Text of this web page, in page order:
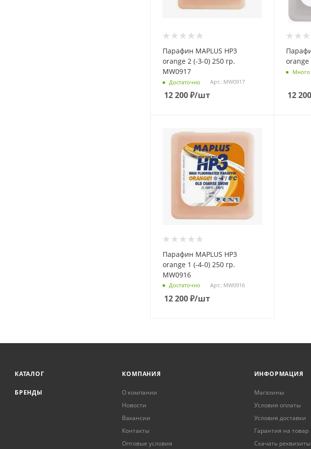
Парафин MAPLUS НP3
orange 2 (-3-0) 250 гр.
MW0917
Достаточно Арт.: MW0917
12 200₽/шт
Много
12 200
Парафин MAPLUS НP3
orange 1 (-4-0) 250 гр.
MW0916
Достаточно Арт.: MW0916
12 200₽/шт
КАТАЛОГ
БРЕНДЫ
КОМПАНИЯ
О компании
Новости
Вакансии
Контакты
Оптовые условия
ИНФОРМАЦИЯ
Магазины
Условия оплаты
Условия доставки
Гарантия на товар
Скачать реквизиты